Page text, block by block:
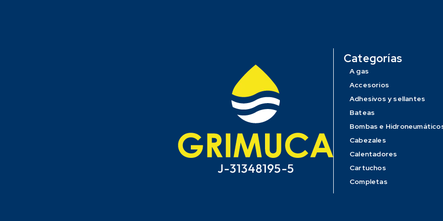
Categorías
A gas
Accesorios
Adhesivos y sellantes
Bateas
Bombas e
Cabezales
Calentadores
Cartuchos
Completas